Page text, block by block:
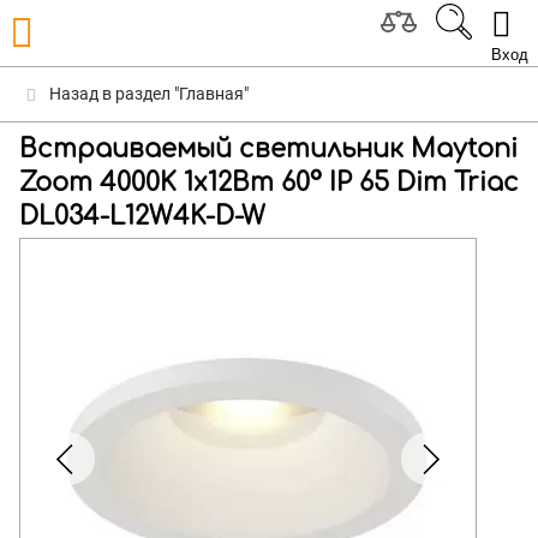
Вход
Назад в раздел "Главная"
Встраиваемый светильник Maytoni
Zoom 4000K 1x12Вт 60° IP 65 Dim Triac
DL034-L12W4K-D-W